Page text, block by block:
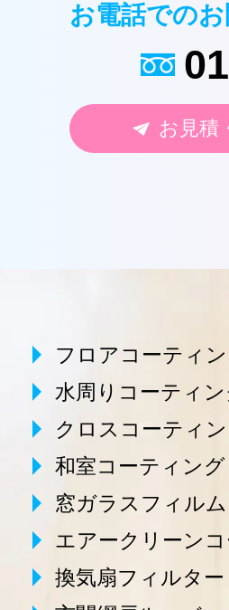
お電話での
お見積
フロアコーティ
水周りコーティ
クロスコーティ
和室コーティング
窓ガラスフィルム
エアークリーン
換気扇フィルター